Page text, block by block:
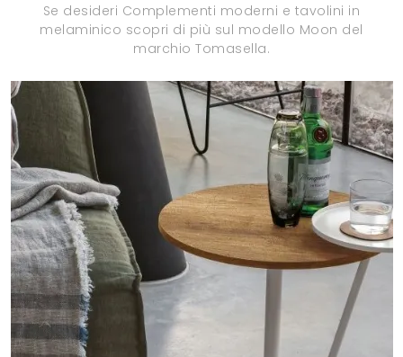
Se desideri Complementi moderni e tavolini in
melaminico scopri di più sul modello Moon del
marchio Tomasella.